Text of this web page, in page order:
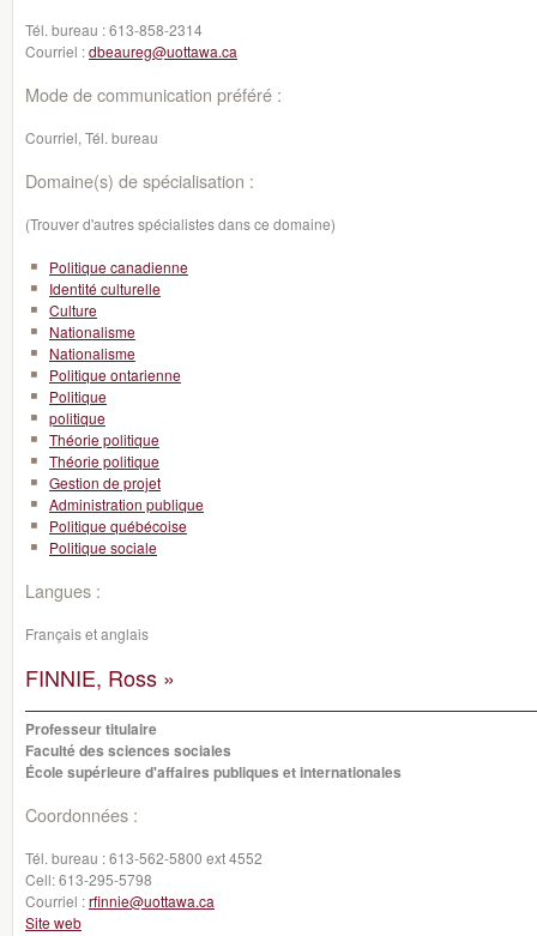
Tél. bureau :613-858-2314
Courriel :dbeaureg@uottawa.ca
Mode de communication préféré :
Courriel, Tél. bureau
Domaine(s) de spécialisation :
(Trouver d'autres spécialistes dans ce domaine)
Politique canadienne
Identité culturelle
Culture
Nationalisme
Nationalisme
Politique ontarienne
Politique
politique
Théorie politique
Théorie politique
Gestion de projet
Administration publique
Politique québécoise
Politique sociale
Langues :
Français et anglais
FINNIE, Ross »
Professeur titulaire
Faculté des sciences sociales
École supérieure d'affaires publiques et internationales
Coordonnées :
Tél. bureau :613-562-5800 ext 4552
Cell:613-295-5798
Courriel :rfinnie@uottawa.ca
Site web